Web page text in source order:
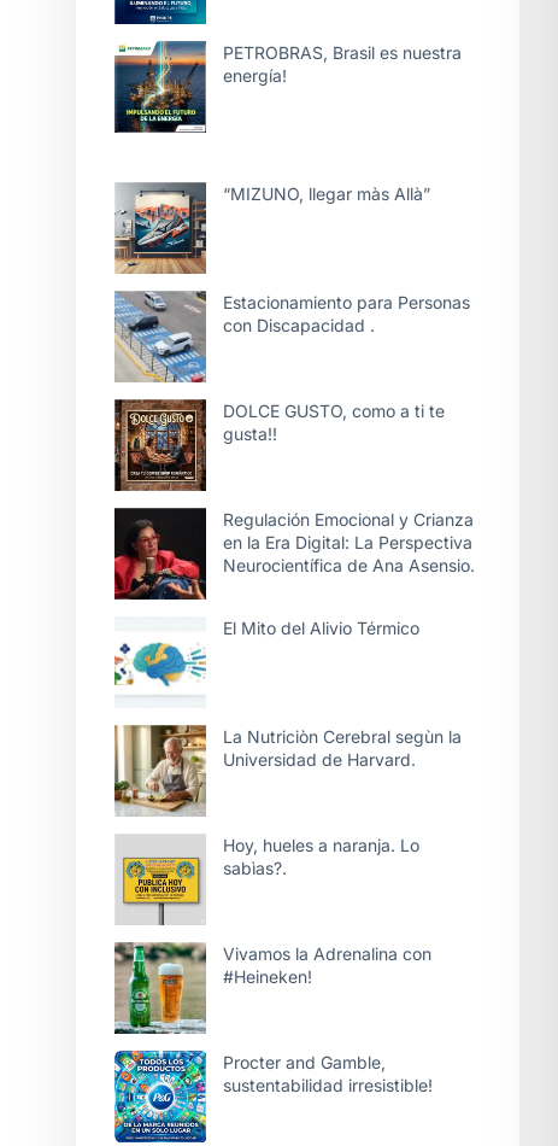
PETROBRAS, Brasil es nuestra
energía!
“MIZUNO, llegar màs Allà”
Estacionamiento para Personas
con Discapacidad .
DOLCE GUSTO, como a ti te
gusta!!
Regulación Emocional y Crianza
en la Era Digital: La Perspectiva
Neurocientífica de Ana Asensio.
El Mito del Alivio Térmico
La Nutriciòn Cerebral segùn la
Universidad de Harvard.
Hoy, hueles a naranja. Lo
sabìas?.
Vivamos la Adrenalina con
#Heineken!
Procter and Gamble,
sustentabilidad irresistible!